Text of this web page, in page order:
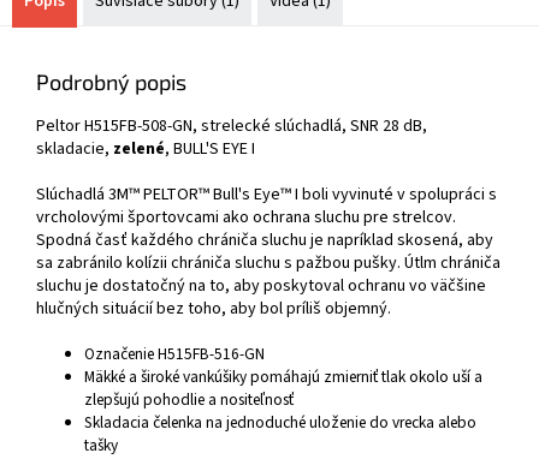
Podrobný popis
PeltorH515FB-508-GN, strelecké slúchadlá, SNR 28 dB,
skladacie, zelené, BULL'S EYE I
Slúchadlá 3M™ PELTOR™ Bull's Eye™ I boli vyvinuté v spolupráci s
vrcholovými športovcami ako ochrana sluchu pre strelcov.
Spodná časť každého chrániča sluchu je napríklad skosená, aby
sa zabránilo kolízii chrániča sluchu s pažbou pušky. Útlm chrániča
sluchu je dostatočný na to, aby poskytoval ochranu vo väčšine
hlučných situácií bez toho, aby bol príliš objemný.
Označenie H515FB-516-GN
Mäkké a široké vankúšiky pomáhajú zmierniť tlak okolo uší a
zlepšujú pohodlie a nositeľnosť
Skladacia čelenka na jednoduché uloženie do vrecka alebo
tašky